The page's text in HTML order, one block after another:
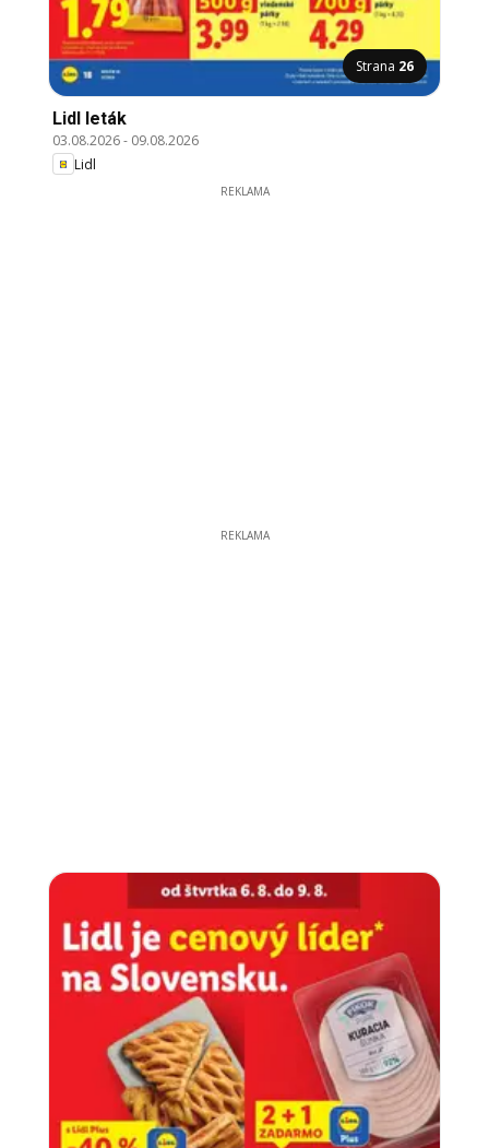
Strana 26
Lidl leták
03.08.2026- 09.08.2026
Lidl
REKLAMA
REKLAMA